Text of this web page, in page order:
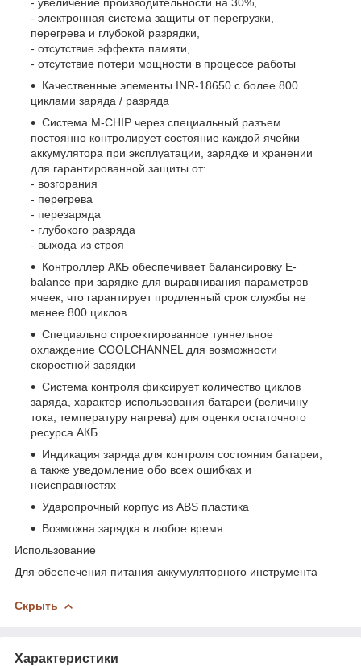
- электронная система защиты от перегрузки,
перегрева и глубокой разрядки,
- отсутствие эффекта памяти,
- отсутствие потери мощности в процессе работы
Качественные элементы INR-18650 с более 800
циклами заряда / разряда
Система М-CHIP через специальный разъем
постоянно контролирует состояние каждой ячейки
аккумулятора при эксплуатации, зарядке и хранении
для гарантированной защиты от:
- возгорания
- перегрева
- перезаряда
- глубокого разряда
- выхода из строя
Контроллер АКБ обеспечивает балансировку E-
balance при зарядке для выравнивания параметров
ячеек, что гарантирует продленный срок службы не
менее 800 циклов
Специально спроектированное туннельное
охлаждение COOLCHANNEL для возможности
скоростной зарядки
Система контроля фиксирует количество циклов
заряда, характер использования батареи (величину
тока, температуру нагрева) для оценки остаточного
ресурса АКБ
Индикация заряда для контроля состояния батареи,
а также уведомление обо всех ошибках и
неисправностях
Ударопрочный корпус из ABS пластика
Возможна зарядка в любое время
Использование
Для обеспечения питания аккумуляторного инструмента
Скрыть
Характеристики